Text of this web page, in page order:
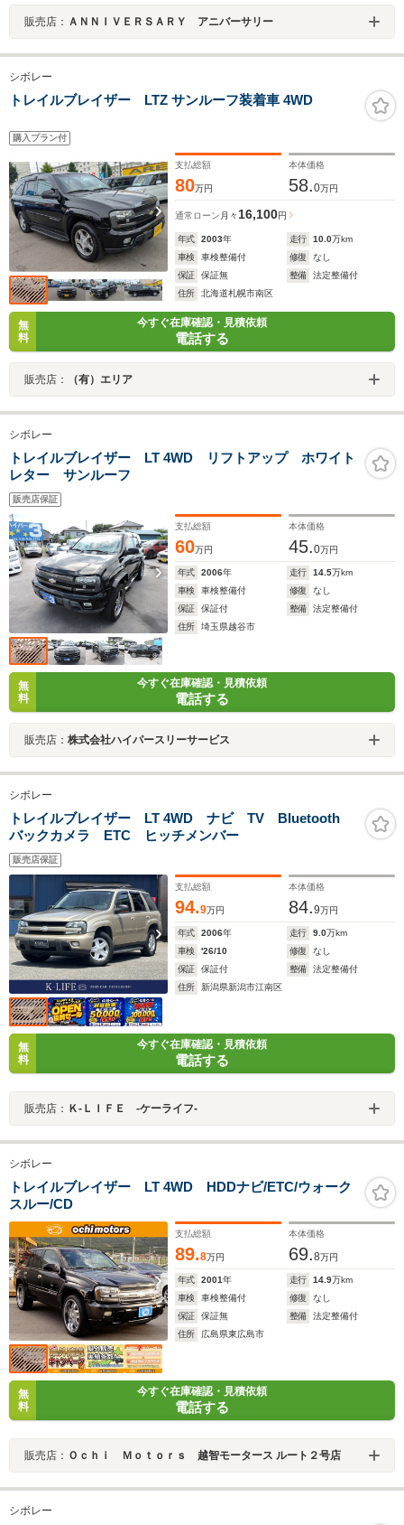
販売店： ＡＮＮＩＶＥＲＳＡＲＹ アニバーサリー
シボレー
トレイルブレイザー LTZ サンルーフ装着車 4WD
購入プラン付
支払総額
80万円
本体価格
58.0万円
通常ローン 月々 16,100円
年式 2003年 走行 10.0万km
車検
車検整備付 修復
なし
保証
保証無 整備
法定整備付
住所
北海道札幌市南区
無
料
今すぐ在庫確認・見積依頼
電話する
販売店： （有）エリア
シボレー
トレイルブレイザー LT 4WD リフトアップ ホワイト
レター サンルーフ
販売店保証
支払総額
60万円
本体価格
45.0万円
年式 2006年 走行 14.5万km
車検
車検整備付 修復
なし
保証
保証付 整備
法定整備付
住所
埼玉県越谷市
無
料
今すぐ在庫確認・見積依頼
電話する
販売店： 株式会社ハイパースリーサービス
シボレー
トレイルブレイザー LT 4WD ナビ TV Bluetooth
バックカメラ ETC ヒッチメンバー
販売店保証
支払総額
94.9万円
本体価格
84.9万円
年式 2006年 走行 9.0万km
車検
'26/10 修復
なし
保証
保証付 整備
法定整備付
住所
新潟県新潟市江南区
無
料
今すぐ在庫確認・見積依頼
電話する
販売店： Ｋ‐ＬＩＦＥ ‐ケーライフ‐
シボレー
トレイルブレイザー LT 4WD HDDナビ/ETC/ウォーク
スルー/CD
支払総額
89.8万円
本体価格
69.8万円
年式 2001年 走行 14.9万km
車検
車検整備付 修復
なし
保証
保証無 整備
法定整備付
住所
広島県東広島市
無
料
今すぐ在庫確認・見積依頼
電話する
販売店： Ｏｃｈｉ Ｍｏｔｏｒｓ 越智モータース ルート２号店
シボレー